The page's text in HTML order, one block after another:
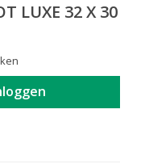
LUXE 32 X 30